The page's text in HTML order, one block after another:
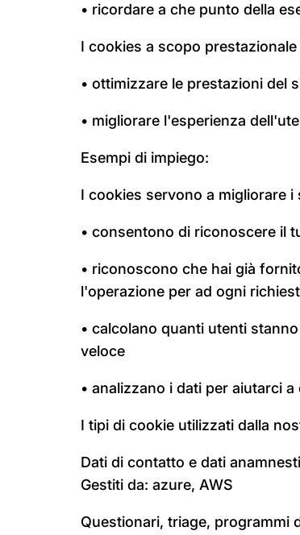
• ricordare a che punto della
I cookies a scopo
• ottimizzare le prestazioni del
• migliorare l'esperienza
Esempi di impiego:
I cookies servono a migliorare
• consentono di riconoscere il
• riconoscono che hai già
l'operazione per ad ogni
• calcolano quanti utenti
veloce
• analizzano i dati per aiutarci
I tipi di cookie utilizzati dalla
Dati di contatto e dati
Gestiti da: azure, AWS
Questionari, triage, programmi